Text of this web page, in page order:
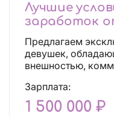
Лучшие
заработок
Предлагаем
девушек,
внешностью,
Зарплата:
1 500 000 ₽